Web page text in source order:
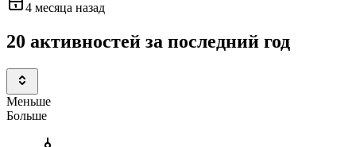
4 месяца назад
20 активностей за последний год
Меньше
Больше